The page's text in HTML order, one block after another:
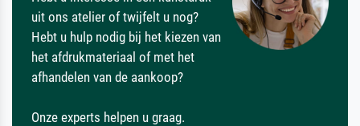
uit ons atelier of twijfelt u nog?
Hebt u hulp nodig bij het kiezen van
het afdrukmateriaal of met het
afhandelen van de aankoop?
Onze experts helpen u graag.